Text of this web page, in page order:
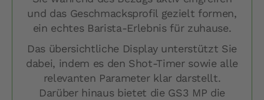
und das Geschmacksprofil gezielt formen,
ein echtes Barista-Erlebnis für zuhause.
Das übersichtliche Display unterstützt Sie
dabei, indem es den Shot-Timer sowie alle
relevanten Parameter klar darstellt.
Darüber hinaus bietet die GS3 MP die